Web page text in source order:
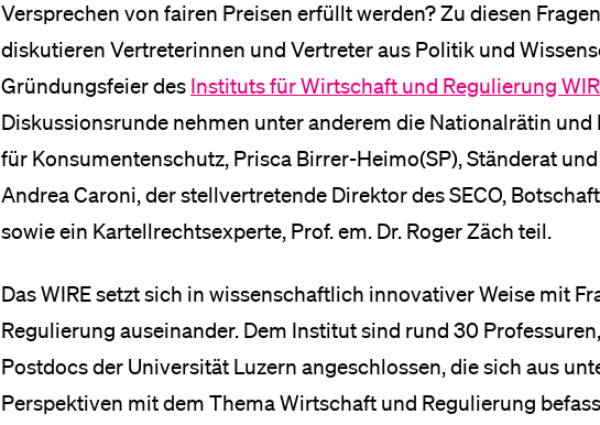
Versprechen von fairen Preisen erfüllt werden? Zu diesen
diskutieren Vertreterinnen und Vertreter aus Politik und
Gründungsfeier des Instituts für Wirtschaft und Regulierung
Diskussionsrunde nehmen unter anderem die Nationalrätin
für Konsumentenschutz, Prisca Birrer-Heimo(SP), Ständerat
Andrea Caroni, der stellvertretende Direktor des SECO,
sowie ein Kartellrechtsexperte, Prof. em. Dr. Roger Zäch teil.
Das WIRE setzt sich in wissenschaftlich innovativer Weise mit
Regulierung auseinander. Dem Institut sind rund 30
Postdocs der Universität Luzern angeschlossen, die sich aus
Perspektiven mit dem Thema Wirtschaft und Regulierung